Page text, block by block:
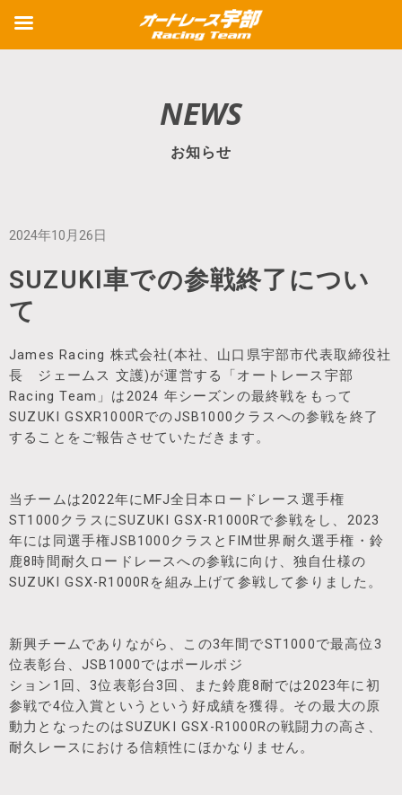
NEWS
お知らせ
2024年10月26日
SUZUKI車での参戦終了につい
て
James Racing 株式会社(本社、山口県宇部市代表取締役社
長 ジェームス 文護)が運営する「オートレース宇部
Racing Team」は2024 年シーズンの最終戦をもって
SUZUKI GSXR1000RでのJSB1000クラスへの参戦を終了
することをご報告させていただきます。
当チームは2022年にMFJ全日本ロードレース選手権
ST1000クラスにSUZUKI GSX-R1000Rで参戦をし、2023
年には同選手権JSB1000クラスとFIM世界耐久選手権・鈴
鹿8時間耐久ロードレースへの参戦に向け、独自仕様の
SUZUKI GSX-R1000Rを組み上げて参戦して参りました。
新興チームでありながら、この3年間でST1000で最高位3
位表彰台、JSB1000ではポールポジ
ション1回、3位表彰台3回、また鈴鹿8耐では2023年に初
参戦で4位入賞というという好成績を獲得。その最大の原
動力となったのはSUZUKI GSX-R1000Rの戦闘力の高さ、
耐久レースにおける信頼性にほかなりません。